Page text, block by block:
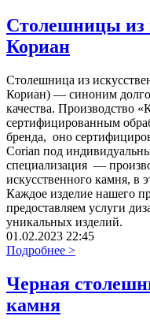
Столешницы из
Кориан
Столешница из
Кориан) — синоним
качества. Производство
сертифицированным
бренда, оно
Corian под
специализация —
искусственного камня, в
Каждое изделие нашего
предоставляем услуги
уникальных изделий.
01.02.2023 22:45
Подробнее >
Черная
камня